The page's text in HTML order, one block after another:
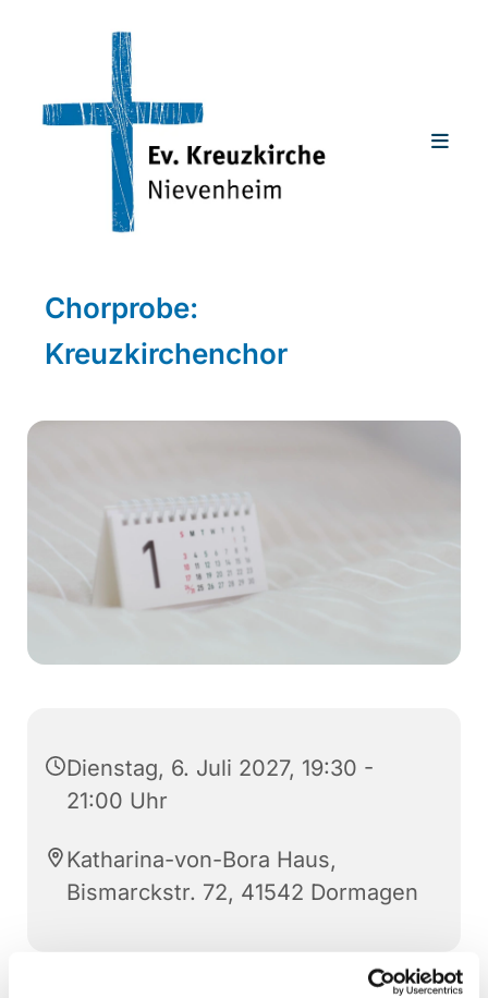
Chorprobe:
Kreuzkirchenchor
Dienstag, 6. Juli 2027, 19:30 -
21:00 Uhr
Katharina-von-Bora Haus,
Bismarckstr. 72, 41542 Dormagen